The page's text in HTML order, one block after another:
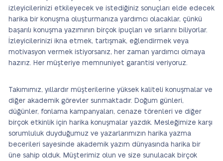
izleyicilerinizi etkileyecek ve istediğiniz sonuçları elde edecek
harika bir konuşma oluşturmanıza yardımcı olacaklar, çünkü
başarılı konuşma yazımının birçok ipuçları ve sırlarını biliyorlar.
İzleyicilerinizi ikna etmek, tartışmak, eğlendirmek veya
motivasyon vermek istiyorsanız, her zaman yardımcı olmaya
hazırız. Her müşteriye memnuniyet garantisi veriyoruz.
Takımımız, yıllardır müşterilerine yüksek kaliteli konuşmalar ve
diğer akademik görevler sunmaktadır. Doğum günleri,
düğünler, fonlama kampanyaları, cenaze törenleri ve diğer
birçok etkinlik için harika konuşmalar yazdık. Mesleğimize karşı
sorumluluk duyduğumuz ve yazarlarımızın harika yazma
becerileri sayesinde akademik yazım dünyasında harika bir
üne sahip olduk. Müşterimiz olun ve size sunulacak birçok